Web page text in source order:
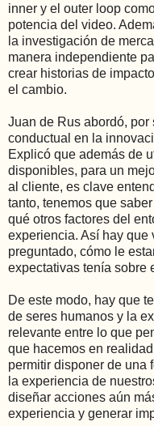
inner y el outer loop
potencia del video.
la investigación de
manera independiente
crear historias de
el cambio.
Juan de Rus abordó, por
conductual en la
Explicó que además de
disponibles, para un
al cliente, es clave
tanto, tenemos que
qué otros factores del
experiencia. Así hay que
preguntado, cómo le
expectativas tenía sobre
De este modo, hay que
de seres humanos y la
relevante entre lo que
que hacemos en
permitir disponer de una
la experiencia de
diseñar acciones aún
experiencia y generar